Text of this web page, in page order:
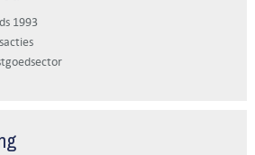
1993